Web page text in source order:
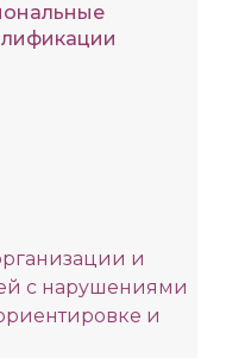
и
с нарушениями
и